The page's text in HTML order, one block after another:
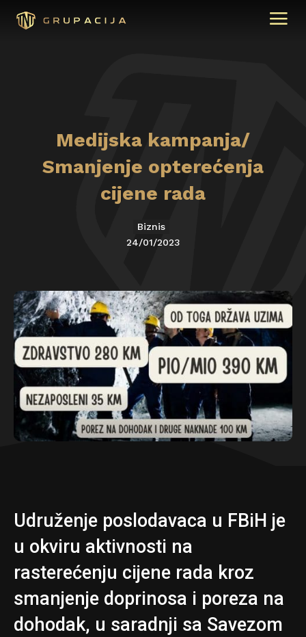
Medijska kampanja/
Smanjenje opterećenja
cijene rada
Biznis
24/01/2023
Udruženje poslodavaca u FBiH je
u okviru aktivnosti na
rasterećenju cijene rada kroz
smanjenje doprinosa i poreza na
dohodak, u saradnji sa Savezom